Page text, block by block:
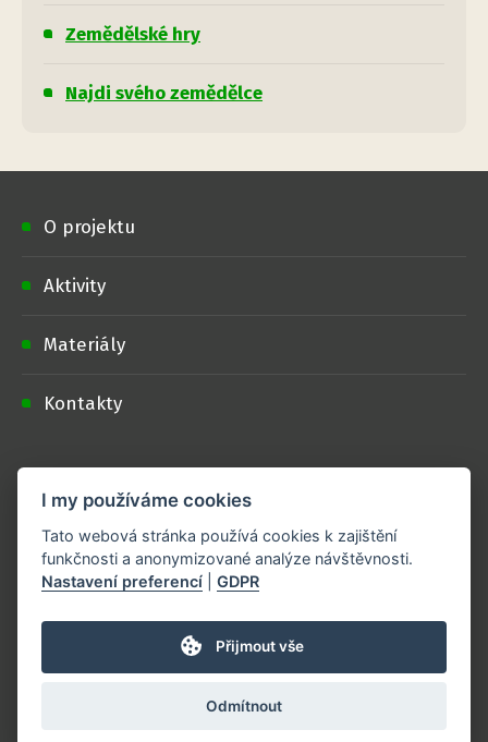
Zemědělské hry
Najdi svého zemědělce
O projektu
Aktivity
Materiály
Kontakty
Podporují nás
Spolupracujte s námi
I my používáme cookies
Tato webová stránka používá cookies k zajištění
funkčnosti a anonymizované analýze návštěvnosti.
Nastavení preferencí |GDPR
Přijmout vše
Odmítnout